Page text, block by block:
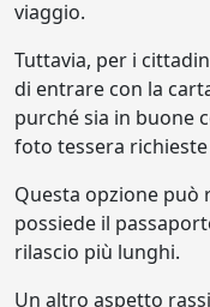
viaggio.
Tuttavia, per i
di entrare con la
purché sia in buone
foto tessera
Questa opzione può
possiede il
rilascio più lunghi.
Un altro aspetto